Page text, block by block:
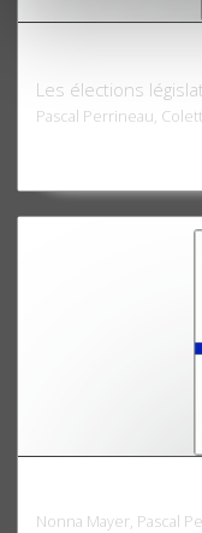
Les élections
Pascal Perrineau,
Nonna Mayer, Pascal